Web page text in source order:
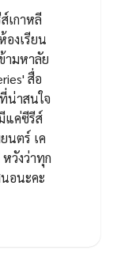
เกาหลี
งเรียน
ามหาลัย
สื่อ
น่าสนใจ
แค่ซีรีส์
นตร์ เค
วังว่าทุก
อนะคะ